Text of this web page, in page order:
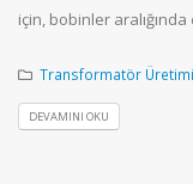
için, bobinler
Transformatör Üretimi
DEVAMINI OKU